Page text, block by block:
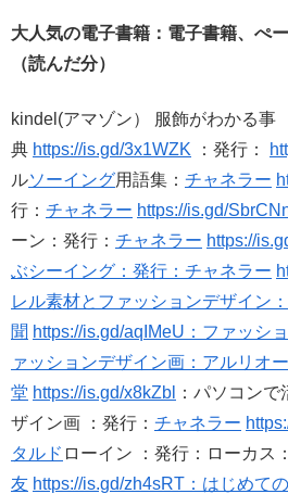
大人気の電子書籍：電子書籍、ぺ
（読んだ分）
kindel(アマゾン） 服飾がわかる事
典 https://is.gd/3x1WZK ：発行：
ルソーイング用語集： チャネラー
行： チャネラー https://is.gd/
ーン：発行： チャネラー https://
ぶシーイング：発行：チャネラー
レル素材とファッションデザイン
聞 https://is.gd/aqIMeU：ファッシ
ァッションデザイン画：アルリオ
堂 https://is.gd/x8kZbl
：パソコン
ザイン画 ：発行： チャネラー
タルド ローイン ：発行：ローカス
友 https://is.gd/zh4sRT：はじめて